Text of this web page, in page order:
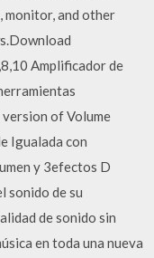
monitor, and other
Amplificador de
of Volume
Igualada con
y 3efectos D
sonido de su
de sonido sin
en toda una nueva